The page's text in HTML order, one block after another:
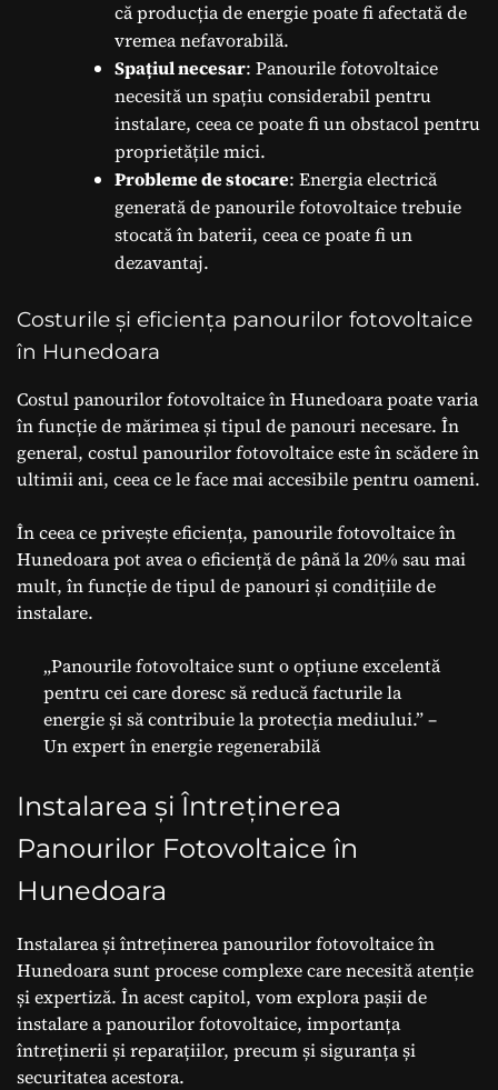
că producția de energie poate fi afectată de
vremea nefavorabilă.
Spațiul necesar: Panourile fotovoltaice
necesită un spațiu considerabil pentru
instalare, ceea ce poate fi un obstacol pentru
proprietățile mici.
Probleme de stocare: Energia electrică
generată de panourile fotovoltaice trebuie
stocată în baterii, ceea ce poate fi un
dezavantaj.
Costurile și eficiența panourilor fotovoltaice
în Hunedoara
Costul panourilor fotovoltaice în Hunedoara poate varia
în funcție de mărimea și tipul de panouri necesare. În
general, costul panourilor fotovoltaice este în scădere în
ultimii ani, ceea ce le face mai accesibile pentru oameni.
În ceea ce privește eficiența, panourile fotovoltaice în
Hunedoara pot avea o eficiență de până la 20% sau mai
mult, în funcție de tipul de panouri și condițiile de
instalare.
„Panourile fotovoltaice sunt o opțiune excelentă
pentru cei care doresc să reducă facturile la
energie și să contribuie la protecția mediului.” –
Un expert în energie regenerabilă
Instalarea și Întreținerea
Panourilor Fotovoltaice în
Hunedoara
Instalarea și întreținerea panourilor fotovoltaice în
Hunedoara sunt procese complexe care necesită atenție
și expertiză. În acest capitol, vom explora pașii de
instalare a panourilor fotovoltaice, importanța
întreținerii și reparațiilor, precum și siguranța și
securitatea acestora.